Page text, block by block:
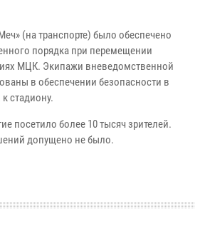
(на транспорте) было обеспечено
порядка при перемещении
МЦК. Экипажи вневедомственной
в обеспечении безопасности в
стадиону.
посетило более 10 тысяч зрителей.
допущено не было.